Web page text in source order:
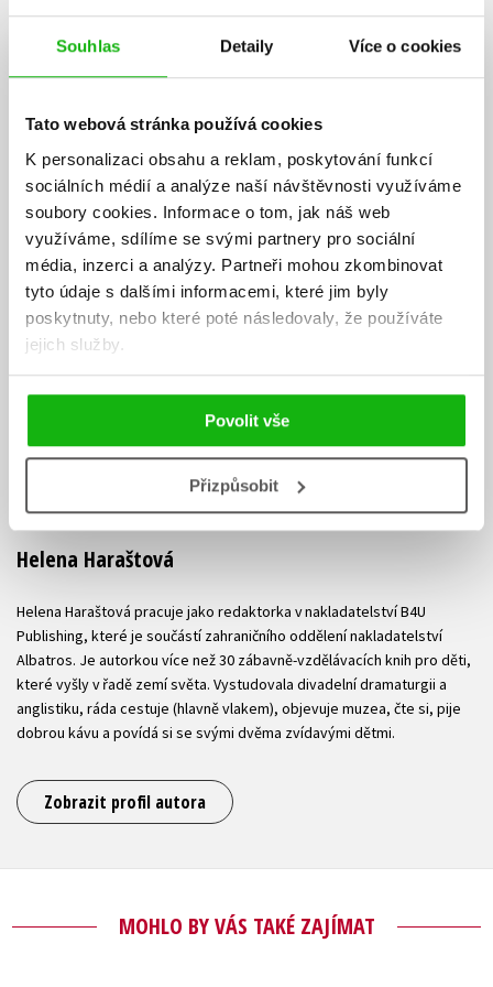
Souhlas Detaily Více o cookies
Tato webová stránka používá cookies
K personalizaci obsahu a reklam, poskytování funkcí
sociálních médií a analýze naší návštěvnosti využíváme
soubory cookies. Informace o tom, jak náš web
využíváme, sdílíme se svými partnery pro sociální
média, inzerci a analýzy. Partneři mohou zkombinovat
tyto údaje s dalšími informacemi, které jim byly
poskytnuty, nebo které poté následovaly, že používáte
jejich služby.
Povolit vše
Přizpůsobit
AUTOR KNIHY
Helena Haraštová
Helena Haraštová pracuje jako redaktorka v nakladatelství B4U
Publishing, které je součástí zahraničního oddělení nakladatelství
Albatros. Je autorkou více než 30 zábavně-vzdělávacích knih pro děti,
které vyšly v řadě zemí světa. Vystudovala divadelní dramaturgii a
anglistiku, ráda cestuje (hlavně vlakem), objevuje muzea, čte si, pije
dobrou kávu a povídá si se svými dvěma zvídavými dětmi.
Zobrazit profil autora
MOHLO BY VÁS TAKÉ ZAJÍMAT